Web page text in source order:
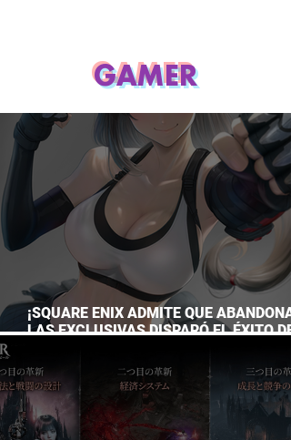
GAMER
¡SQUARE ENIX ADMITE QUE
LAS EXCLUSIVAS DISPARÓ EL ÉXITO DE